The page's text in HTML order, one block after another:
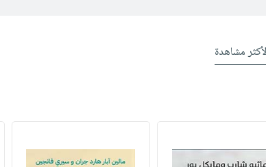
مشاهدة